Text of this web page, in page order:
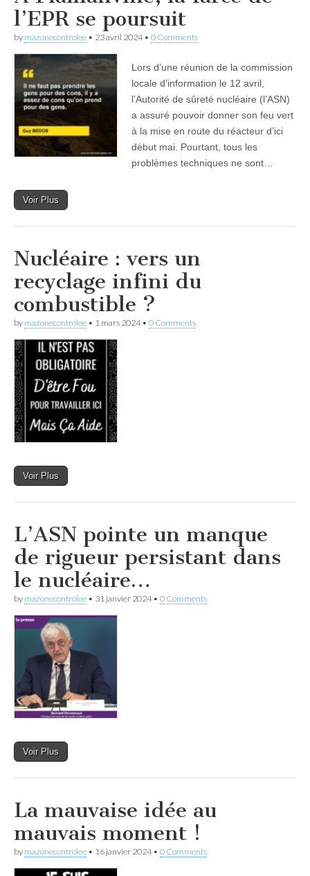
l’EPR se poursuit
by mazonecontrolee • 23 avril 2024• 0 Comments
Lors d’une réunion de la commission
locale d’information le 12 avril,
l’Autorité de sûreté nucléaire (l’ASN)
a assuré pouvoir donner son feu vert
à la mise en route du réacteur d’ici
début mai. Pourtant, tous les
problèmes techniques ne sont…
Voir Plus
Nucléaire : vers un
recyclage infini du
combustible ?
by mazonecontrolee • 1 mars 2024• 0 Comments
Voir Plus
L’ASN pointe un manque
de rigueur persistant dans
le nucléaire…
by mazonecontrolee • 31 janvier 2024• 0 Comments
Voir Plus
La mauvaise idée au
mauvais moment !
by mazonecontrolee • 16 janvier 2024• 0 Comments